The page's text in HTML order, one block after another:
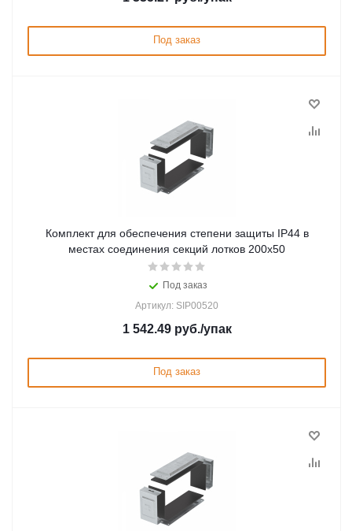
Под заказ
Комплект для обеспечения степени защиты IP44 в
местах соединения секций лотков 200х50
Под заказ
Артикул: SIP00520
1 542.49руб./упак
Под заказ